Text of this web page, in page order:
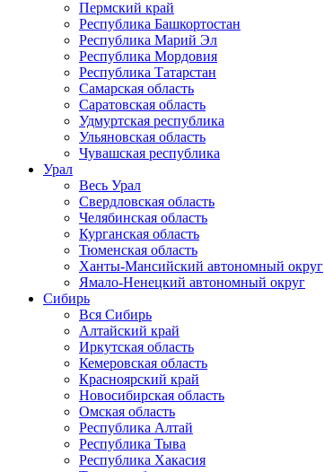
Пермский край
Республика Башкортостан
Республика Марий Эл
Республика Мордовия
Республика Татарстан
Самарская область
Саратовская область
Удмуртская республика
Ульяновская область
Чувашская республика
Урал
Весь Урал
Свердловская область
Челябинская область
Курганская область
Тюменская область
Ханты-Мансийский автономный округ
Ямало-Ненецкий автономный округ
Сибирь
Вся Сибирь
Алтайский край
Иркутская область
Кемеровская область
Красноярский край
Новосибирская область
Омская область
Республика Алтай
Республика Тыва
Республика Хакасия